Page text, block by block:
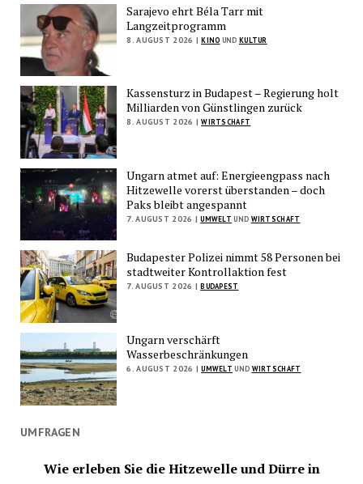
Sarajevo ehrt Béla Tarr mit
Langzeitprogramm
8. AUGUST 2026 | KINO UND KULTUR
Kassensturz in Budapest – Regierung holt
Milliarden von Günstlingen zurück
8. AUGUST 2026 | WIRTSCHAFT
Ungarn atmet auf: Energieengpass nach
Hitzewelle vorerst überstanden – doch
Paks bleibt angespannt
7. AUGUST 2026 | UMWELT UND WIRTSCHAFT
Budapester Polizei nimmt 58 Personen bei
stadtweiter Kontrollaktion fest
7. AUGUST 2026 | BUDAPEST
Ungarn verschärft
Wasserbeschränkungen
6. AUGUST 2026 | UMWELT UND WIRTSCHAFT
UMFRAGEN
Wie erleben Sie die Hitzewelle und Dürre in